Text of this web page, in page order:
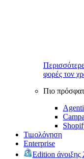
φορές τον
Πιο
Τιμολόγηση
Enterprise
Edition άνοιξης